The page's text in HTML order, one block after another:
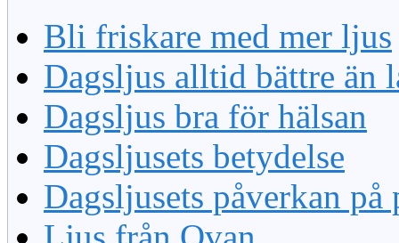
Bli friskare med mer ljus
Dagsljus alltid bättre än
Dagsljus bra för hälsan
Dagsljusets betydelse
Dagsljusets påverkan på